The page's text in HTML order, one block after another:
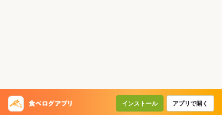
インストール アプリで開く